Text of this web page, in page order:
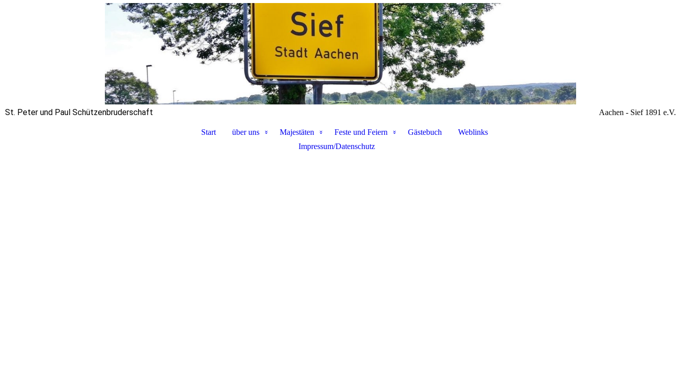
St. Peter und Paul Schützenbruderschaft Aachen - Sief 1891 e.V.
Start über uns Majestäten Feste und Feiern Gästebuch
Weblinks
Impressum/Datenschutz